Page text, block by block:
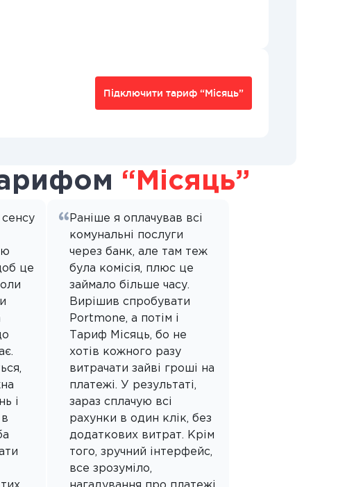
Підключити тариф “Місяць”
“Місяць”
це
і
Раніше я оплачував всі
комунальні послуги
через банк, але там теж
була комісія, плюс це
займало більше часу.
Вирішив спробувати
Portmone, а потім і
Тариф Місяць, бо не
хотів кожного разу
витрачати зайві гроші на
платежі. У результаті,
зараз сплачую всі
рахунки в один клік, без
додаткових витрат. Крім
того, зручний інтерфейс,
все зрозуміло,